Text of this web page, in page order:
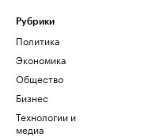
Рубрики
Политика
Экономика
Общество
Бизнес
Технологии и
медиа